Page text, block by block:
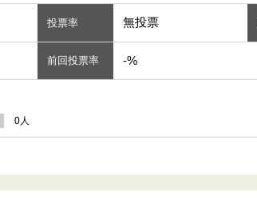
投票率 無投票
前回投票率 -%
0人